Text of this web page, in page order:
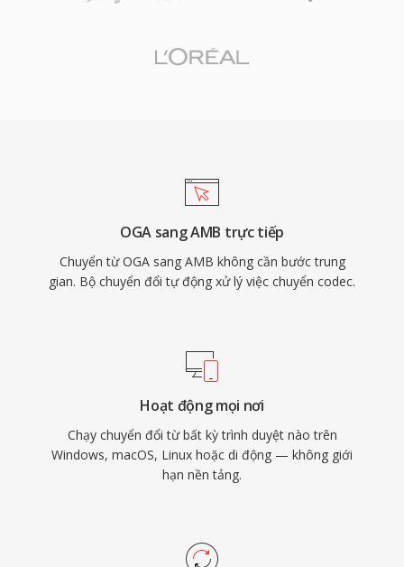
OGA sang AMB trực tiếp
Chuyển từ OGA sang AMB không cần bước trung
gian. Bộ chuyển đổi tự động xử lý việc chuyển codec.
Hoạt động mọi nơi
Chạy chuyển đổi từ bất kỳ trình duyệt nào trên
Windows, macOS, Linux hoặc di động — không giới
hạn nền tảng.